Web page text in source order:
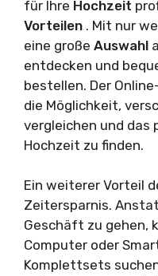
für Ihre Hochzeit
Vorteilen . Mit nur
eine große Auswahl
entdecken und
bestellen. Der
die Möglichkeit,
vergleichen und
Hochzeit zu finden.
Ein weiterer Vorteil
Zeitersparnis.
Geschäft zu gehen,
Computer oder
Komplettsets